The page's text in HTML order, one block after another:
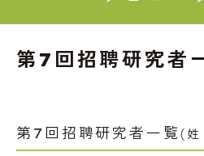
第7回招聘研究者
第7回招聘研究者一覧(